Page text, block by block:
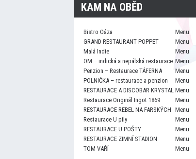
KAM NA OBĚD
Bistro Oáza Menu
GRAND RESTAURANT POPPET
Menu
Malá Indie
Menu
OM – indická a nepálská restaurace Menu
Penzion – Restaurace TÁFERNA
Menu
POLNIČKA – restaurace a penzion
Menu
RESTAURACE A DISCOBAR KRYSTAL Menu
Restaurace Originál Ingot 1869
Menu
RESTAURACE REBEL NA FARSKÝCH Menu
Restaurace U pily
Menu
RESTAURACE U POŠTY
Menu
RESTAURACE ZIMNÍ STADION
Menu
TOM VAŘÍ
Menu